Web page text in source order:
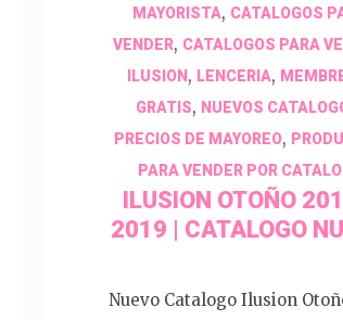
MAYORISTA, CATALOGOS
VENDER, CATALOGOS PARA
ILUSION , LENCERIA,
GRATIS, NUEVOS
PRECIOS DE MAYOREO,
PARA VENDER POR
ILUSION OTOÑO
2019 | CATALOGO
Nuevo Catalogo Ilusion